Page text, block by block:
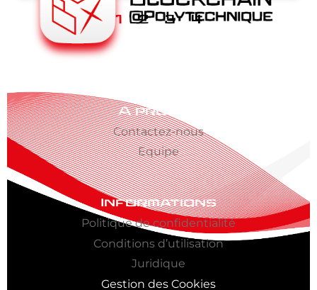
1 2 3 4
A propos
Contactez-nous
Equipe
Informations
Politique de confidentialité
Conditions d’utilisation
Juridique
Gestion des Cookies